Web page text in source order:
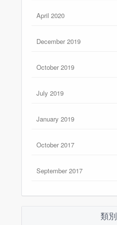
April 2020
December 2019
October 2019
July 2019
January 2019
October 2017
September 2017
類別